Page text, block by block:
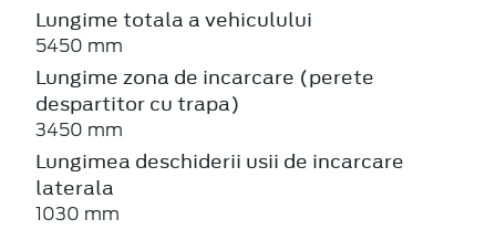
Lungime totala a vehiculului
5450 mm
Lungime zona de incarcare (perete
despartitor cu trapa)
3450 mm
Lungimea deschiderii usii de incarcare
laterala
1030 mm